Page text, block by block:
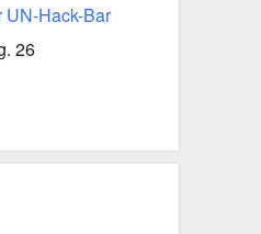
UN-Hack-Bar
26